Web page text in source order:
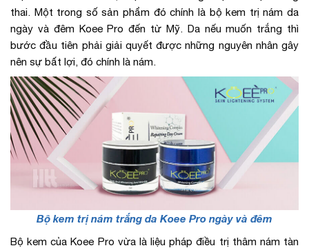
thai. Một trong số sản phẩm đó chính là bộ kem trị nám da
ngày và đêm Koee Pro đến từ Mỹ. Da nếu muốn trắng thì
bước đầu tiên phải giải quyết được những nguyên nhân gây
nên sự bất lợi, đó chính là nám.
Bộ kem trị nám trắng da Koee Pro ngày và đêm
Bộ kem của Koee Pro vừa là liệu pháp điều trị thâm nám tàn